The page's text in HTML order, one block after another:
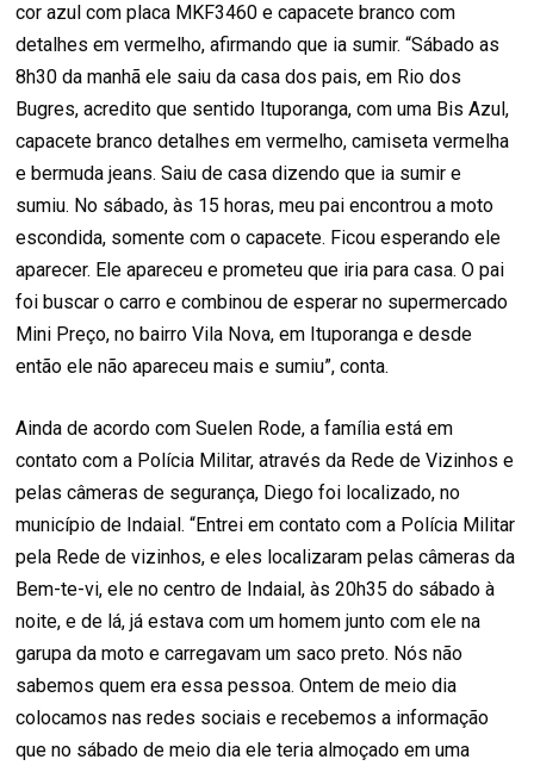
cor azul com placa MKF3460 e capacete branco com
detalhes em vermelho, afirmando que ia sumir. “Sábado as
8h30 da manhã ele saiu da casa dos pais, em Rio dos
Bugres, acredito que sentido Ituporanga, com uma Bis Azul,
capacete branco detalhes em vermelho, camiseta vermelha
e bermuda jeans. Saiu de casa dizendo que ia sumir e
sumiu. No sábado, às 15 horas, meu pai encontrou a moto
escondida, somente com o capacete. Ficou esperando ele
aparecer. Ele apareceu e prometeu que iria para casa. O pai
foi buscar o carro e combinou de esperar no supermercado
Mini Preço, no bairro Vila Nova, em Ituporanga e desde
então ele não apareceu mais e sumiu”, conta.
Ainda de acordo com Suelen Rode, a família está em
contato com a Polícia Militar, através da Rede de Vizinhos e
pelas câmeras de segurança, Diego foi localizado, no
município de Indaial. “Entrei em contato com a Polícia Militar
pela Rede de vizinhos, e eles localizaram pelas câmeras da
Bem-te-vi, ele no centro de Indaial, às 20h35 do sábado à
noite, e de lá, já estava com um homem junto com ele na
garupa da moto e carregavam um saco preto. Nós não
sabemos quem era essa pessoa. Ontem de meio dia
colocamos nas redes sociais e recebemos a informação
que no sábado de meio dia ele teria almoçado em uma